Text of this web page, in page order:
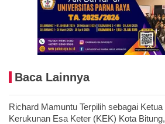
Baca Lainnya
Richard Mamuntu Terpilih sebagai Ketua
Kerukunan Esa Keter (KEK) Kota Bitung,